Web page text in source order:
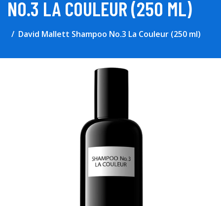
NO.3 LA COULEUR (250 ML)
David Mallett Shampoo No.3 La Couleur (250 ml)